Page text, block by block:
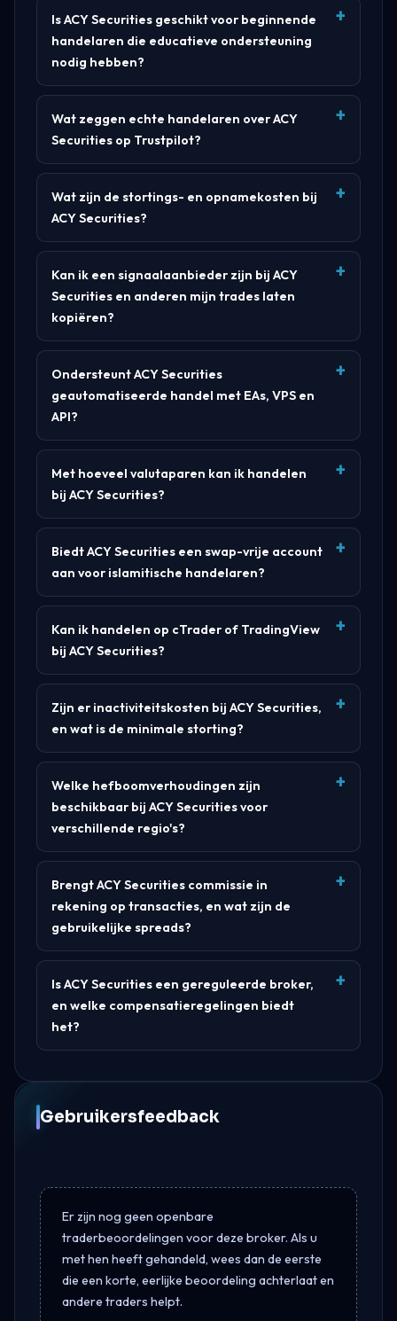
Is ACY Securities geschikt voor beginnende
handelaren die educatieve ondersteuning
nodig hebben?
Wat zeggen echte handelaren over ACY
Securities op Trustpilot?
Wat zijn de stortings- en opnamekosten bij
ACY Securities?
Kan ik een signaalaanbieder zijn bij ACY
Securities en anderen mijn trades laten
kopiëren?
Ondersteunt ACY Securities
geautomatiseerde handel met EAs, VPS en
API?
Met hoeveel valutaparen kan ik handelen
bij ACY Securities?
Biedt ACY Securities een swap-vrije account
aan voor islamitische handelaren?
Kan ik handelen op cTrader of TradingView
bij ACY Securities?
Zijn er inactiviteitskosten bij ACY Securities,
en wat is de minimale storting?
Welke hefboomverhoudingen zijn
beschikbaar bij ACY Securities voor
verschillende regio's?
Brengt ACY Securities commissie in
rekening op transacties, en wat zijn de
gebruikelijke spreads?
Is ACY Securities een gereguleerde broker,
en welke compensatieregelingen biedt
het?
Gebruikersfeedback
Er zijn nog geen openbare
traderbeoordelingen voor deze broker. Als u
met hen heeft gehandeld, wees dan de eerste
die een korte, eerlijke beoordeling achterlaat en
andere traders helpt.